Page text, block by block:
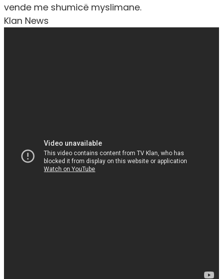
vende me shumicë myslimane.
Klan News